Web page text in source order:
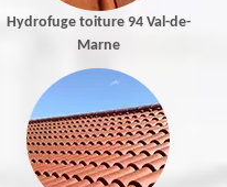
Hydrofuge toiture 94 Val-de-
Marne